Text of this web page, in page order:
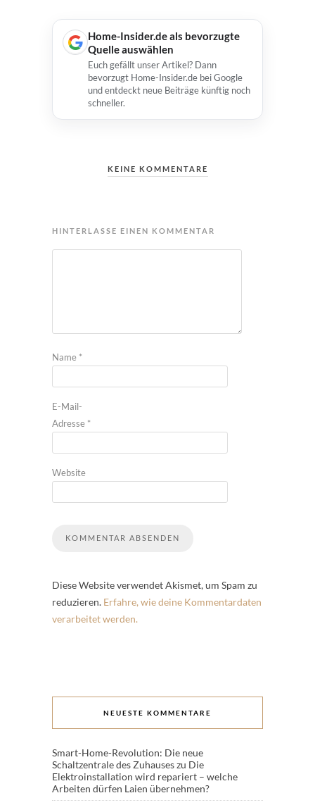
Home-Insider.de als bevorzugte
Quelle auswählen
Euch gefällt unser Artikel? Dann
bevorzugt Home-Insider.de bei Google
und entdeckt neue Beiträge künftig noch
schneller.
KEINE KOMMENTARE
HINTERLASSE EINEN KOMMENTAR
Name *
E-Mail-
Adresse *
Website
Diese Website verwendet Akismet, um Spam zu
reduzieren. Erfahre, wie deine Kommentardaten
verarbeitet werden.
NEUESTE KOMMENTARE
Smart-Home-Revolution: Die neue
Schaltzentrale des Zuhauseszu Die
Elektroinstallation wird repariert – welche
Arbeiten dürfen Laien übernehmen?